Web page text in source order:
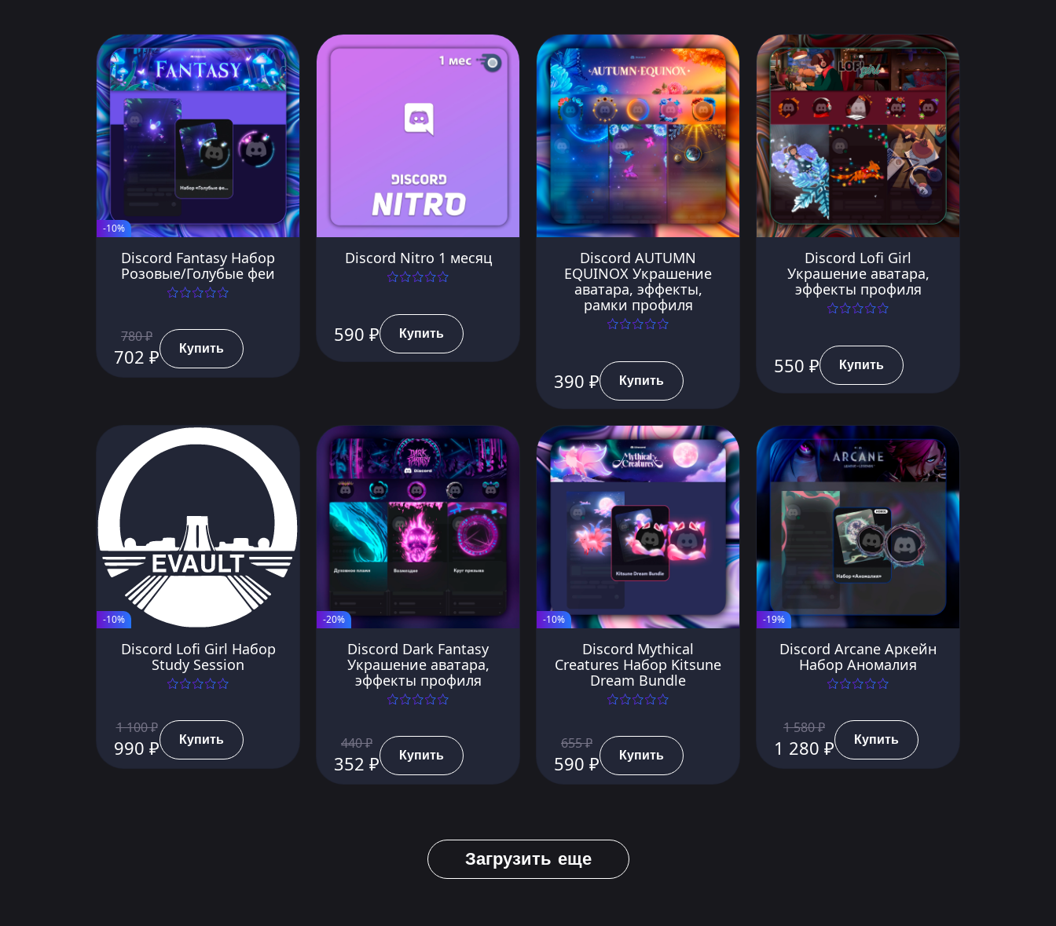
-10%
Discord Fantasy Набор
Розовые/Голубые феи
780 ₽
702 ₽ Купить
Discord Nitro 1 месяц
590 ₽ Купить
Discord AUTUMN
EQUINOX Украшение
аватара, эффекты,
рамки профиля
390 ₽ Купить
Discord Lofi Girl
Украшение аватара,
эффекты профиля
550 ₽ Купить
-10%
Discord Lofi Girl Набор
Study Session
1 100 ₽
990 ₽ Купить
-20%
Discord Dark Fantasy
Украшение аватара,
эффекты профиля
440 ₽
352 ₽ Купить
-10%
Discord Mythical
Creatures Набор Kitsune
Dream Bundle
655 ₽
590 ₽ Купить
-19%
Discord Arcane Аркейн
Набор Аномалия
1 580 ₽
1 280 ₽ Купить
Загрузить еще